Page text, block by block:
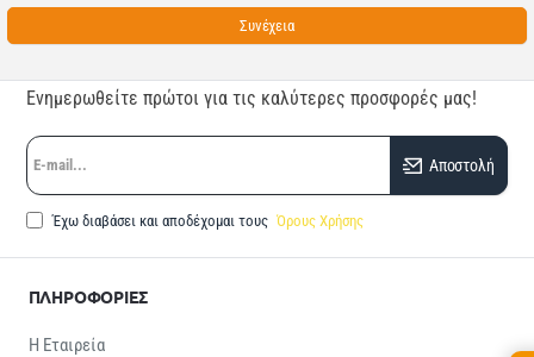
Συνέχεια
Ενημερωθείτε πρώτοι για τις καλύτερες προσφορές μας!
E-
mail...
Αποστολή
Έχω διαβάσει και αποδέχομαι τους Όρους Χρήσης
ΠΛΗΡΟΦΟΡΙΕΣ
Η Εταιρεία